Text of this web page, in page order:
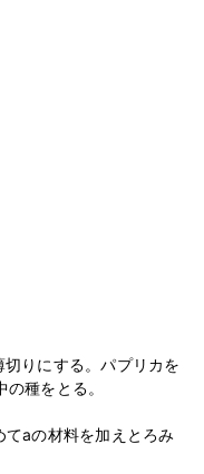
りにする。パプリカを
種をとる。
aの材料を加えとろみ